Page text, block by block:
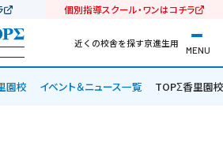
個別指導スクール・ワンはコチラ
近くの校舎を探す京進生用
MENU
園校 イベント＆ニュース一覧 TOPΣ香里園